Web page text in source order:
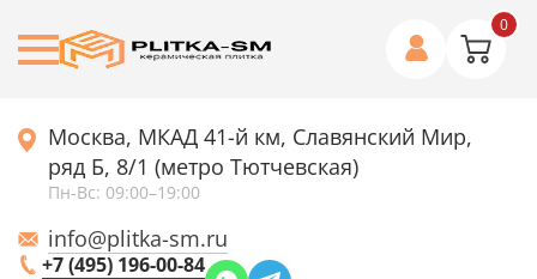
0
Москва, МКАД 41-й км, Славянский Мир,
ряд Б, 8/1 (метро Тютчевская)
Пн-Вс: 09:00–19:00
info@plitka-sm.ru
+7 (495) 196-00-84